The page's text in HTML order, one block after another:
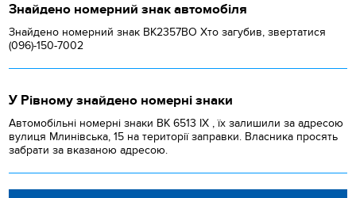
Знайдено номерний знак автомобіля
Знайдено номерний знак ВК2357ВО Хто загубив, звертатися
(096)-150-7002
У Рівному знайдено номерні знаки
Автомобільні номерні знаки BK 6513 IX , їх залишили за адресою
вулиця Млинівська, 15 на території заправки. Власника просять
забрати за вказаною адресою.